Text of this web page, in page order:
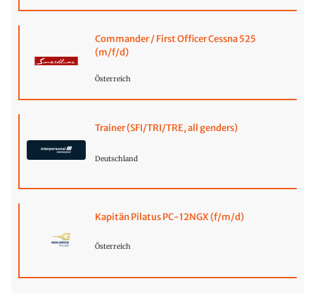
Commander / First Officer Cessna 525
(m/f/d)
Österreich
Trainer (SFI/TRI/TRE, all genders)
Deutschland
Kapitän Pilatus PC-12NGX (f/m/d)
Österreich